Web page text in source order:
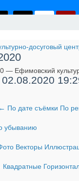
— Ефимовский
02.08.2020
← По дате съёмки По
убыванию
Векторы
Квадратные